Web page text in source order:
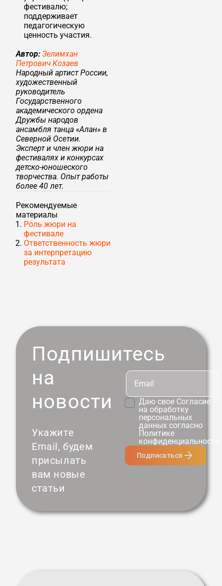
фестивалю;
поддерживает
педагогическую
ценность участия.
Автор: Зелимхан
Петрович Козаев
Народный артист России,
художественный
руководитель
Государственного
академического ордена
Дружбы народов
ансамбля танца «Алан» в
Северной Осетии.
Эксперт и член жюри на
фестивалях и конкурсах
детско-юношеского
творчества. Опыт работы
более 40 лет.
Рекомендуемые
материалы
Роль жюри на
фестивале
Ответственность жюри
за интерпретацию
результата
Подпишитесь
на
новости
Укажите
Email, будем
присылать
вам новые
статьи
Даю свое Согласие
на обработку
персональных
данных согласно
Политике
конфиденциальности
Подписаться